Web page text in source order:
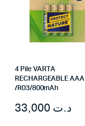
4 Pile VARTA
RECHARGEABLE AAA
/R03/800mAh
د.ت